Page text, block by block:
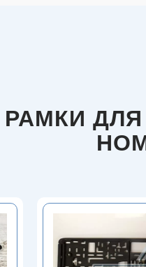
РАМКИ